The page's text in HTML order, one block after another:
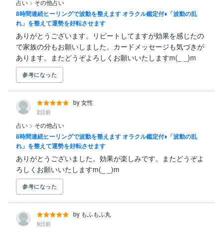
占い > その他占い
8時間連続ヒーリングで波動を整えます オラクル鑑定付♦︎「波動の乱
れ」を整えて運勢を好転させます
ありがとうございます。リピートしてますが効果を感じたの
で家族の分もお願いしました。カードメッセージも気づきが
あります。またどうぞよろしくお願いいたしますm(_ _)m
参考になった
by 女性
2日前
占い > その他占い
8時間連続ヒーリングで波動を整えます オラクル鑑定付♦︎「波動の乱
れ」を整えて運勢を好転させます
ありがとうございました。効果が楽しみです。またどうぞよ
ろしくお願いいたしますm(_ _)m
参考になった
by もふもふ丸
9日前